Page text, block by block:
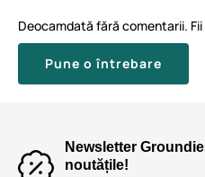
Deocamdată fără comentarii. Fii
Pune o întrebare
Newsletter
noutățile!